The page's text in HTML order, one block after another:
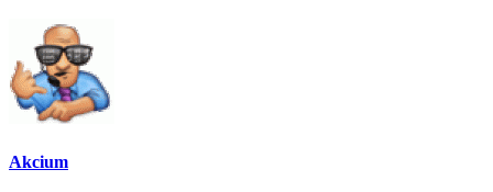
Akcium